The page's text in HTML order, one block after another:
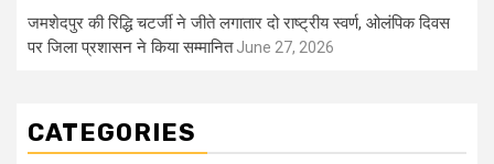
जमशेदपुर की रिद्धि चटर्जी ने जीते लगातार दो राष्ट्रीय स्वर्ण, ओलंपिक दिवस
पर जिला प्रशासन ने किया सम्मानित June 27, 2026
CATEGORIES